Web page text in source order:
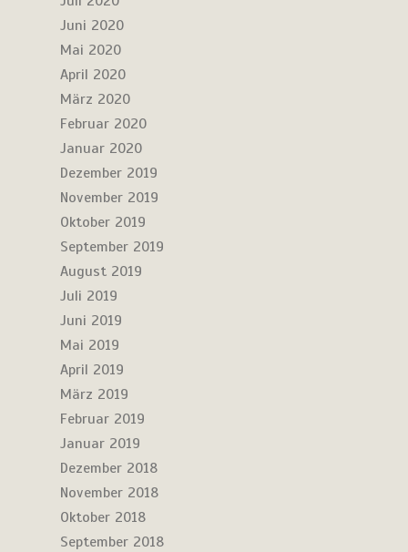
Juni 2020
Mai 2020
April 2020
März 2020
Februar 2020
Januar 2020
Dezember 2019
November 2019
Oktober 2019
September 2019
August 2019
Juli 2019
Juni 2019
Mai 2019
April 2019
März 2019
Februar 2019
Januar 2019
Dezember 2018
November 2018
Oktober 2018
September 2018